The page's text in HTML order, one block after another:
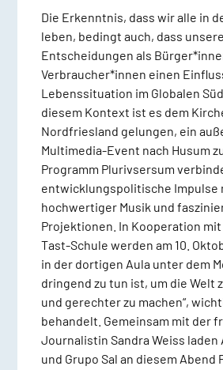
Die Erkenntnis, dass wir alle in
leben, bedingt auch, dass
Entscheidungen als
Verbraucher*innen einen
Lebenssituation im Globalen
diesem Kontext ist es dem
Nordfriesland gelungen, ein
Multimedia-Event nach Husum
Programm Plurivsersum
entwicklungspolitische Impulse
hochwertiger Musik und
Projektionen. In Kooperation
Tast-Schule werden am 10.
in der dortigen Aula unter dem
dringend zu tun ist, um die Welt
und gerechter zu machen“,
behandelt. Gemeinsam mit der
Journalistin Sandra Weiss laden
und Grupo Sal an diesem Abend